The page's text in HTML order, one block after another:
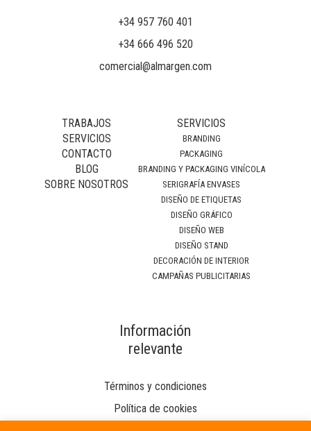
+34 957 760 401
+34 666 496 520
comercial@almargen.com
TRABAJOS
SERVICIOS
CONTACTO
BLOG
SOBRE NOSOTROS
SERVICIOS
BRANDING
PACKAGING
BRANDING Y PACKAGING VINÍCOLA
SERIGRAFÍA ENVASES
DISEÑO DE ETIQUETAS
DISEÑO GRÁFICO
DISEÑO WEB
DISEÑO STAND
DECORACIÓN DE INTERIOR
CAMPAÑAS PUBLICITARIAS
Información
relevante
Términos y condiciones
Política de cookies